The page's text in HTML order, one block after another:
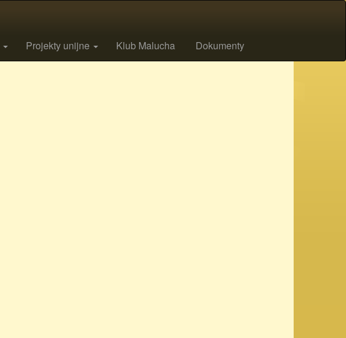
Projekty unijne Klub Malucha Dokumenty